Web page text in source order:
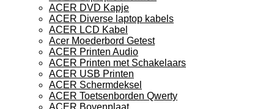
ACER DVD Kapje
ACER Diverse laptop kabels
ACER LCD Kabel
Acer Moederbord Getest
ACER Printen Audio
ACER Printen met Schakelaars
ACER USB Printen
ACER Schermdeksel
ACER Toetsenborden Qwerty
ACER Bovenplaat